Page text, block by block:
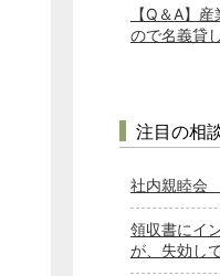
【Q＆A】
ので名義貸
注目の相
社内親睦会
領収書にイ
が、失効し